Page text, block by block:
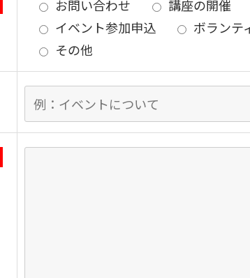
お問い合わせ 講座の開催
イベント参加申込
ボランテ
その他